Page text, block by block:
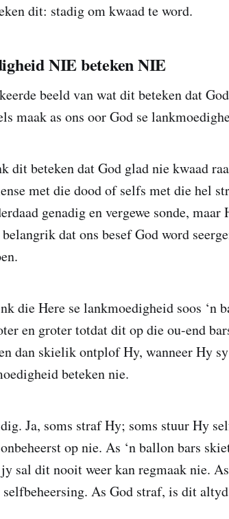
dit: stadig om kwaad te word.
NIE beteken NIE
beeld van wat dit beteken dat
maak as ons oor God se
dit beteken dat God glad nie kwaad
met die dood of selfs met die hel
genadig en vergewe sonde, maar
dat ons besef God word
die Here se lankmoedigheid soos ‘n
en groter totdat dit op die ou-end
dan skielik ontplof Hy, wanneer Hy
beteken nie.
Ja, soms straf Hy; soms stuur Hy
op nie. As ‘n ballon bars
sal dit nooit weer kan regmaak nie.
selfbeheersing. As God straf, is dit